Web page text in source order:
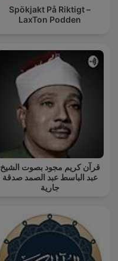
Spökjakt På Riktigt –
LaxTon Podden
قرآن كريم مجود بصوت الشيخ
عبد الباسط عبد الصمد صدقة
جارية